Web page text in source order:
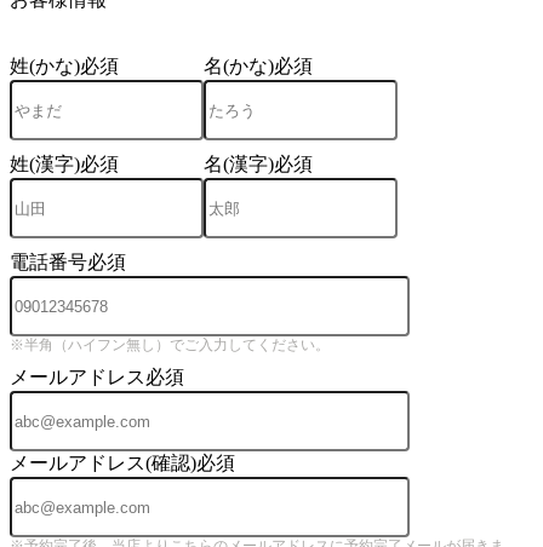
姓(かな)必須 名(かな)必須
姓(漢字)必須 名(漢字)必須
電話番号必須
※半角（ハイフン無し）でご入力してください。
メールアドレス必須
メールアドレス(確認)必須